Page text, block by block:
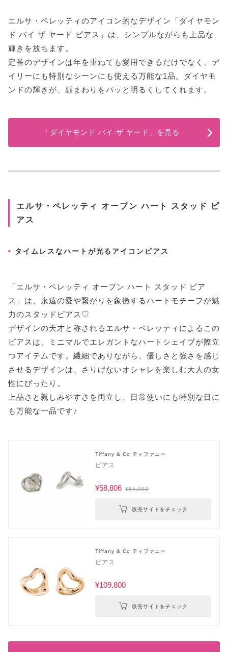
エルサ・ペレッティのアイコン的なデザイン「ダイヤモン
ド バイ ザ ヤード ピアス」は、シンプルながらも上品な
輝きを放ちます。
定番のデザインは年を重ねても愛用できるだけでなく、デ
イリーにも特別なシーンにも使える万能な1品。ダイヤモ
ンドの輝きが、顔まわりをパッと明るくしてくれます。
「ダイヤモンド バイ ザ ヤード」を見る
エルサ・ペレッティ オープン ハート スタッド ピ
アス
タイムレスなハートが光るアイコンピアス
「エルサ・ペレッティ オープン ハート スタッド ピア
ス」は、永遠の愛や繋がりを象徴するハートモチーフが魅
力のスタッドピアス♡
デザインの天才と称されるエルサ・ペレッティによるこの
ピアスは、ミニマルでエレガントなハートシェイプが際立
つアイテムです。繊細でありながら、優しさと強さを感じ
させるデザインは、さりげないオシャレを楽しむ大人の女
性にぴったり。
上品さと親しみやすさを両立し、日常使いにも特別な日に
も万能な一品です♪
Tiffany & Co ティファニー
ピアス
¥58,806 ¥64,900
販売サイトをチェック
Tiffany & Co ティファニー
ピアス
¥109,800
販売サイトをチェック